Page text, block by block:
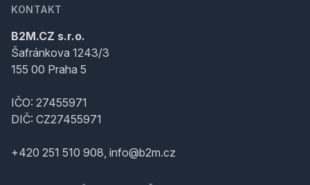
KONTAKT
B2M.CZ s.r.o.
Šafránkova 1243/3
155 00 Praha 5
IČO: 27455971
DIČ: CZ27455971
+420 251 510 908, info@b2m.cz